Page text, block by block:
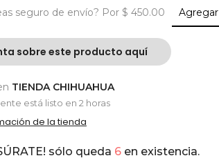
seguro de envío? Por $ 450.00 Agregar
sobre este producto aquí
TIENDA CHIHUAHUA
está listo en 2 horas
de la tienda
sólo queda 6 en existencia.